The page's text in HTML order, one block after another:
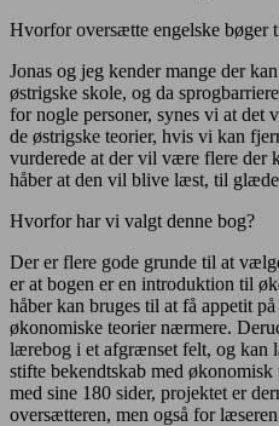
Hvorfor oversætte engelske bøger
Jonas og jeg kender mange der
østrigske skole, og da
for nogle personer, synes vi at
de østrigske teorier, hvis vi kan
vurderede at der vil være flere der
håber at den vil blive læst, til
Hvorfor har vi valgt denne bog?
Der er flere gode grunde til at
er at bogen er en introduktion til
håber kan bruges til at få appetit
økonomiske teorier nærmere.
lærebog i et afgrænset felt, og kan
stifte bekendtskab med
med sine 180 sider, projektet er
oversætteren, men også for